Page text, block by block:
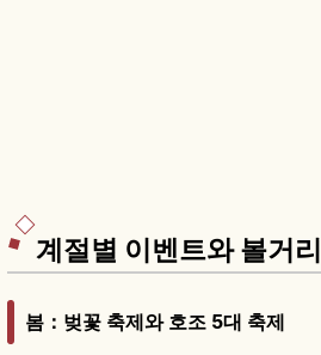
계절별 이벤트와 볼거리
봄：벚꽃 축제와 호조 5대 축제